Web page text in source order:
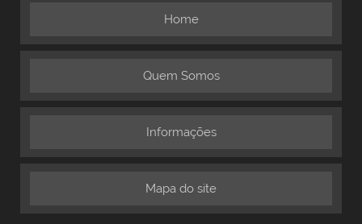
Home
Quem Somos
Informações
Mapa do site